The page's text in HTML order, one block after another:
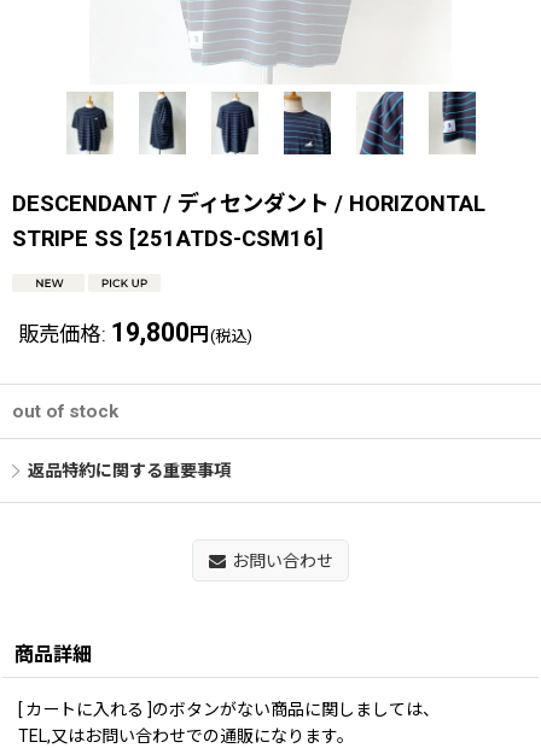
DESCENDANT / ディセンダント / HORIZONTAL
STRIPE SS [251ATDS-CSM16]
販売価格: 19,800 円 (税込)
out of stock
返品特約に関する重要事項
お問い合わせ
商品詳細
[ カートに入れる ]のボタンがない商品に関しましては、
TEL,又はお問い合わせでの通販になります。